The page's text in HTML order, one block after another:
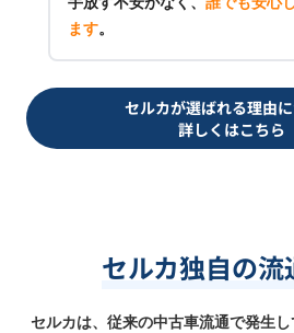
ます。
セルカが選ばれる理由
詳しくはこちら
セルカ独自の流
セルカは、従来の中古車流通で発生